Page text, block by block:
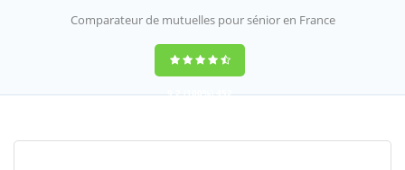
Comparateur de mutuelles pour sénior en France
9,2(100%)452